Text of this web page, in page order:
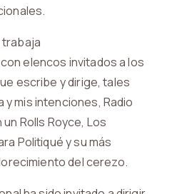
elencos invitados a los
escribe y dirige, tales
y mis intenciones, Radio
Rolls Royce, Los
Politiqué y su más
del cerezo.